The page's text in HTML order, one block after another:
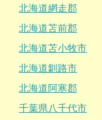
北海道網走郡
北海道苫前郡
北海道苫小牧市
北海道釧路市
北海道阿寒郡
千葉県八千代市